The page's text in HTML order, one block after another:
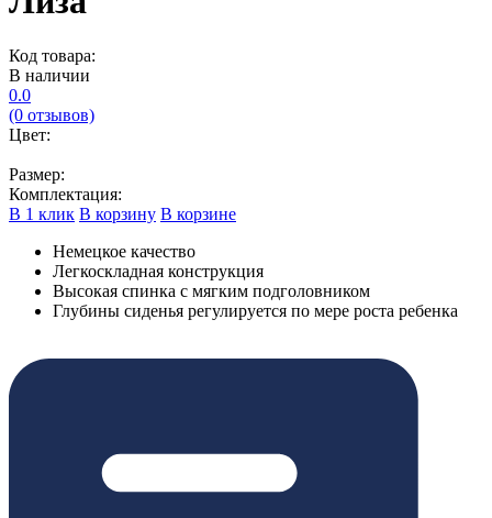
Код товара:
В наличии
0.0
(0 отзывов)
Цвет:
Размер:
Комплектация:
В 1 клик В корзину В корзине
Немецкое качество
Легкоскладная конструкция
Высокая спинка с мягким подголовником
Глубины сиденья регулируется по мере роста ребенка